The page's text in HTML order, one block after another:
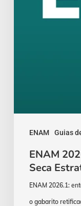
ENAM Guias
ENAM
Seca
ENAM 2026.1:
o gabarito